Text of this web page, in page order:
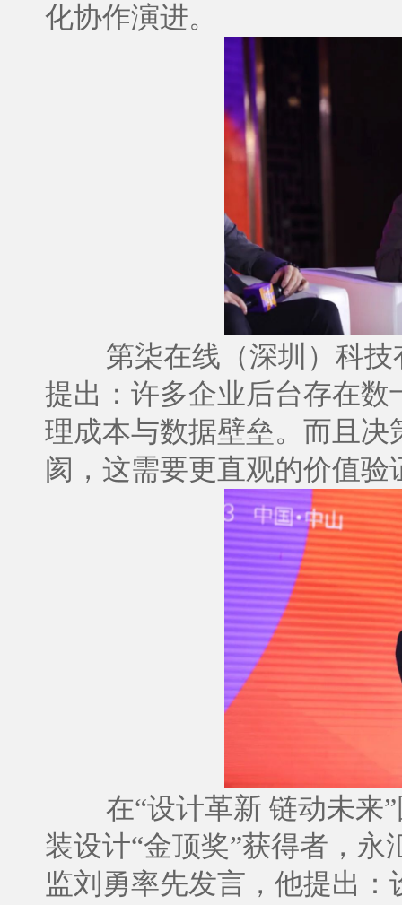
化协作演进。
第柒在线（深圳）科
提出：许多企业后台存在
理成本与数据壁垒。而且
阂，这需要更直观的价值验
在“设计革新 链动未来
装设计“金顶奖”获得者，
监刘勇率先发言，他提出